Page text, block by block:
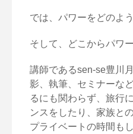
では、パワーをどのよ
そして、どこからパワ
講師であるsen-se豊川
影、執筆、 セミナーな
るにも関わらず、 旅行
ンスをしたり、 家族と
プライベートの時間も